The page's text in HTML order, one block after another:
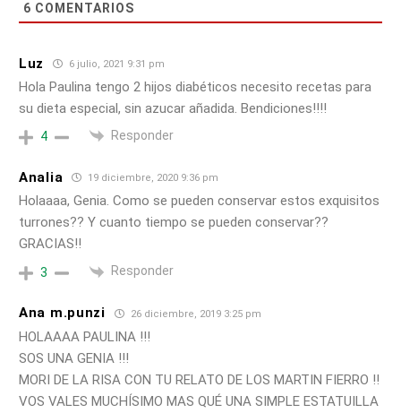
6 COMENTARIOS
Luz 6 julio, 2021 9:31 pm
Hola Paulina tengo 2 hijos diabéticos necesito recetas para
su dieta especial, sin azucar añadida. Bendiciones!!!!
4 Responder
Analia 19 diciembre, 2020 9:36 pm
Holaaaa, Genia. Como se pueden conservar estos exquisitos
turrones?? Y cuanto tiempo se pueden conservar??
GRACIAS!!
3 Responder
Ana m.punzi 26 diciembre, 2019 3:25 pm
HOLAAAA PAULINA !!!
SOS UNA GENIA !!!
MORI DE LA RISA CON TU RELATO DE LOS MARTIN FIERRO !!
VOS VALES MUCHÍSIMO MAS QUÉ UNA SIMPLE ESTATUILLA